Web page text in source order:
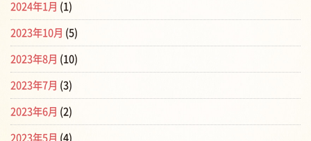
2024年1月 (1)
2023年10月 (5)
2023年8月 (10)
2023年7月 (3)
2023年6月 (2)
2023年5月 (4)